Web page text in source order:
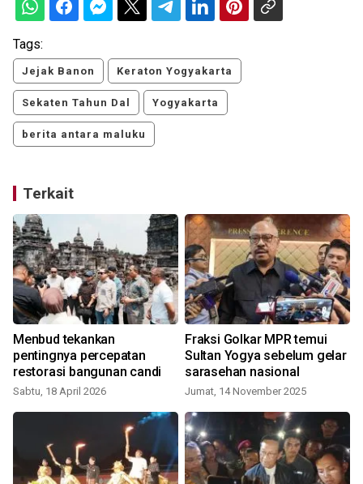
Tags:
Jejak Banon Keraton Yogyakarta
Sekaten Tahun Dal Yogyakarta
berita antara maluku
Terkait
Menbud tekankan
pentingnya percepatan
restorasi bangunan candi
Sabtu, 18 April 2026
Fraksi Golkar MPR temui
Sultan Yogya sebelum gelar
sarasehan nasional
Jumat, 14 November 2025